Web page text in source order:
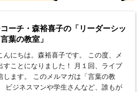
ーチ・森裕喜子の「リーダーシッ
葉の教室」
んにちは。森裕喜子です。 この度、メ
すことになりました！ 月１回、ライブ
します。 このメルマガは「言葉の教
ビジネスマンや学生さんなど、誰もが